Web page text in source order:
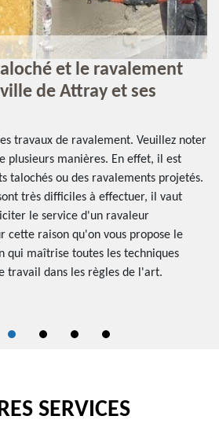
et le ravalement
de Attray et ses
travaux de ravalement. Veuillez noter
plusieurs manières. En effet, il est
talochés ou des ravalements projetés.
très difficiles à effectuer, il vaut
le service d'un ravaleur
cette raison qu'on vous propose le
qui maîtrise toutes les techniques
travail dans les règles de l'art.
SERVICES